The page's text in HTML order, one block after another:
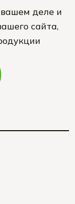
деле и
сайта,